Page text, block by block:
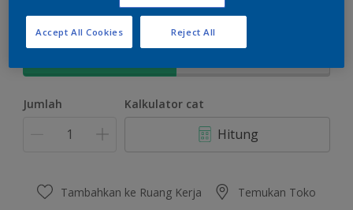
Ukuran
Jumlah Kalkulator cat
Hitung
Tambahkan ke Ruang Kerja Temukan Toko
Reject All
Accept All Cookies